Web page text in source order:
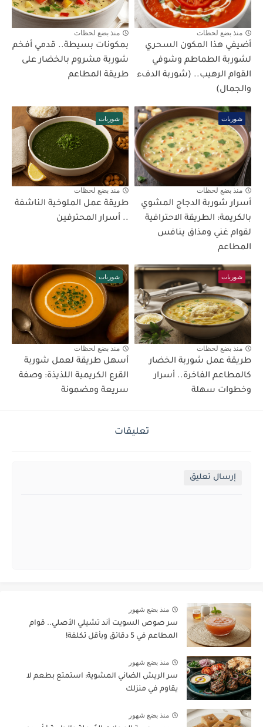
منذ بضع لحظات
أضيفي هذا المكون السحري
لشوربة الطماطم وشوفي
القوام الرهيب.. (شوربة الدفء
والجمال)
منذ بضع لحظات
بمكونات بسيطة.. قدمي أفخم
شوربة مشروم بالخضار على
طريقة المطاعم
شوربات
منذ بضع لحظات
أسرار شوربة الدجاج المشوي
بالكريمة: الطريقة الاحترافية
لقوام غني ومذاق ينافس
المطاعم
شوربات
منذ بضع لحظات
طريقة عمل الملوخية الناشفة
.. أسرار المحترفين
شوربات
منذ بضع لحظات
طريقة عمل شوربة الخضار
كالمطاعم الفاخرة.. أسرار
وخطوات سهلة
شوربات
منذ بضع لحظات
أسهل طريقة لعمل شوربة
القرع الكريمية اللذيذة: وصفة
سريعة ومضمونة
تعليقات
إرسال تعليق
منذ بضع شهور
سر صوص السويت أند تشيلي الأصلي.. قوام
المطاعم في 5 دقائق وبأقل تكلفة!
منذ بضع شهور
سر الريش الضاني المشوية: استمتع بطعم لا
يقاوم في منزلك
منذ بضع شهور